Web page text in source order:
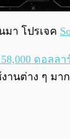
า โปรเจค
ดอลลา
านต่าง ๆ มา